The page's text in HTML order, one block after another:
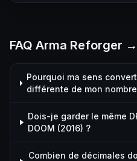
FAQ Arma Reforger
Pourquoi ma sens
différente de mon
Dois-je garder le même
DOOM (2016) ?
Combien de décimales